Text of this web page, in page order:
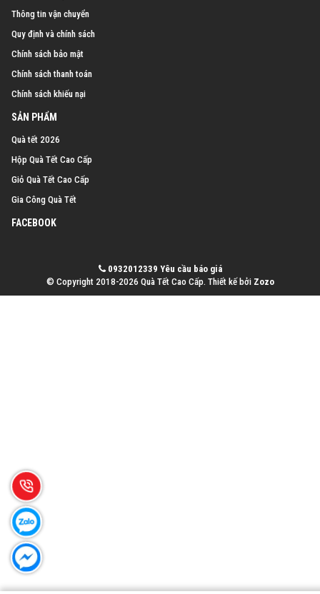
Thông tin vận chuyển
Quy định và chính sách
Chính sách bảo mật
Chính sách thanh toán
Chính sách khiếu nại
SẢN PHẨM
Quà tết 2026
Hộp Quà Tết Cao Cấp
Giỏ Quà Tết Cao Cấp
Gia Công Quà Tết
FACEBOOK
0932012339 Yêu cầu báo giá
© Copyright 2018-2026 Quà Tết Cao Cấp. Thiết kế bởi Zozo